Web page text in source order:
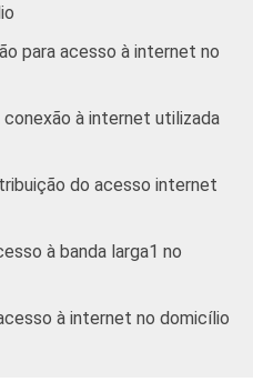
para acesso à internet no
à internet utilizada
do acesso internet
à banda larga1 no
à internet no domicílio